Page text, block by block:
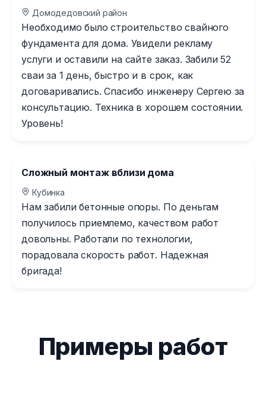
Домодедовский район
Необходимо было строительство свайного
фундамента для дома. Увидели рекламу
услуги и оставили на сайте заказ. Забили 52
сваи за 1 день, быстро и в срок, как
договаривались. Спасибо инженеру Сергею за
консультацию. Техника в хорошем состоянии.
Уровень!
Сложный монтаж вблизи дома
Кубинка
Нам забили бетонные опоры. По деньгам
получилось приемлемо, качеством работ
довольны. Работали по технологии,
порадовала скорость работ. Надежная
бригада!
Примеры работ